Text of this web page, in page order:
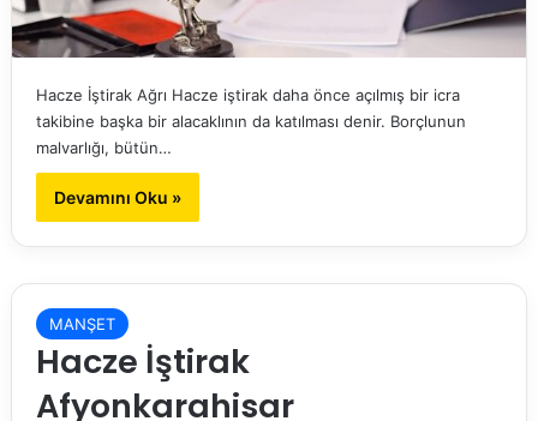
Hacze İştirak Ağrı Hacze iştirak daha önce açılmış bir icra
takibine başka bir alacaklının da katılması denir. Borçlunun
malvarlığı, bütün…
Devamını Oku »
MANŞET
Hacze İştirak
Afyonkarahisar